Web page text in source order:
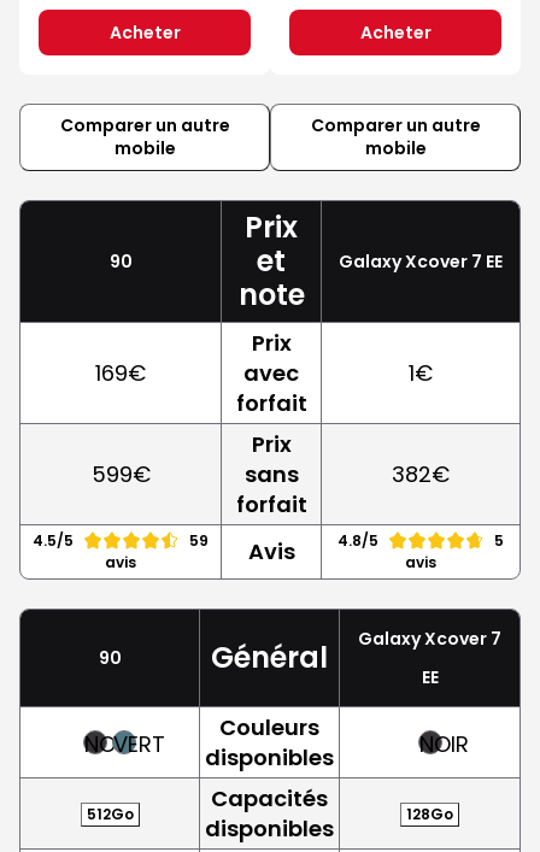
Acheter Acheter
Comparer un autre
mobile
Comparer un autre
mobile
90
Prix
et
note
Galaxy Xcover 7 EE
169€
Prix
avec
forfait
1€
599€
Prix
sans
forfait
382€
4.5/5
59
avis
Avis 4.8/5
5
avis
90 Général
Galaxy Xcover 7
EE
NOIRVERT
Couleurs
disponibles
NOIR
512Go
Capacités
disponibles
128Go